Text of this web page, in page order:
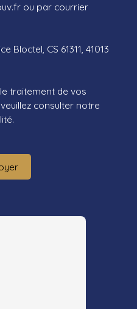
ou par courrier
Bloctel, CS 61311, 41013
traitement de vos
consulter notre
.